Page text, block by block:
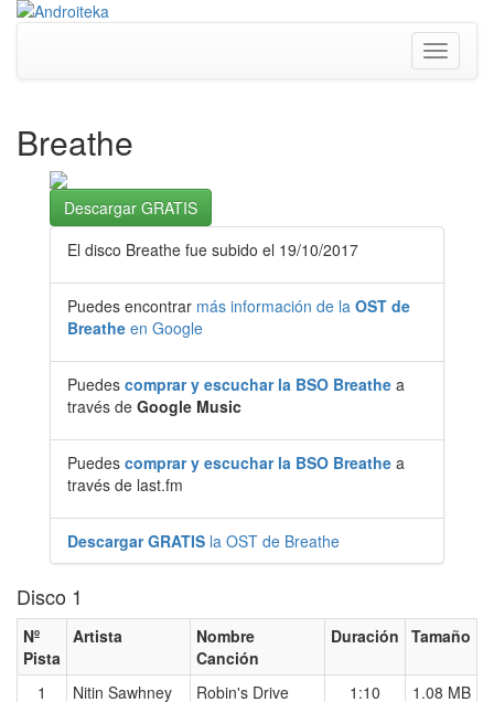
Toggle
Breathe
Descargar GRATIS
El disco Breathe fue subido el 19/10/2017
Puedes encontrar más información de la OST de
Breathe en Google
Puedes comprar y escuchar la BSO Breathe a
través de Google Music
Puedes comprar y escuchar la BSO Breathe a
través de last.fm
Descargar GRATIS la OST de Breathe
Disco 1
Nº
Pista
Artista
Nombre
Canción
Duración Tamaño
1 Nitin Sawhney Robin's Drive 1:10
1.08 MB